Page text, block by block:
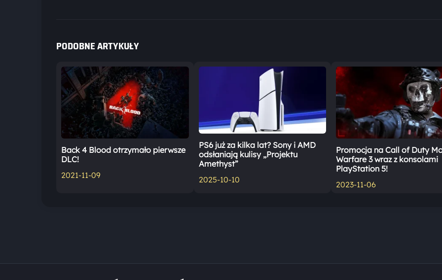
PODOBNE ARTYKUŁY
Back 4 Blood otrzymało pierwsze
DLC!
2021-11-09
PS6 już za kilka lat? Sony i AMD
odsłaniają kulisy „Projektu
Amethyst”
2025-10-10
Promocja na Call of Duty
Warfare 3 wraz z konsolami
PlayStation 5!
2023-11-06